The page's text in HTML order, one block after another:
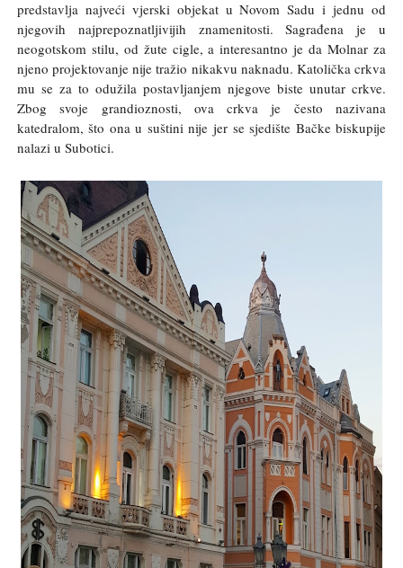
predstavlja najveći vjerski objekat u Novom Sadu i jednu od
njegovih najprepoznatljivijih znamenitosti. Sagrađena je u
neogotskom stilu, od žute cigle, a interesantno je da Molnar za
njeno projektovanje nije tražio nikakvu naknadu. Katolička crkva
mu se za to odužila postavljanjem njegove biste unutar crkve.
Zbog svoje grandioznosti, ova crkva je često nazivana
katedralom, što ona u suštini nije jer se sjedište Bačke biskupije
nalazi u Subotici.